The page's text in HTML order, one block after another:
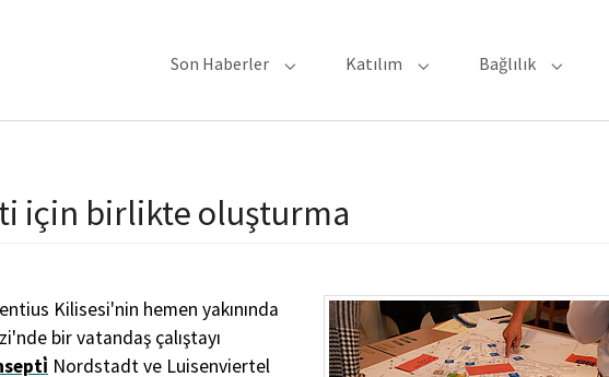
Son Haberler Submenu for "Son Haberler"
Katılım Submenu for "Katılım"
Bağlılık
için birlikte oluşturma
Kilisesi'nin hemen yakınında
bir vatandaş çalıştayı
Nordstadt ve Luisenviertel